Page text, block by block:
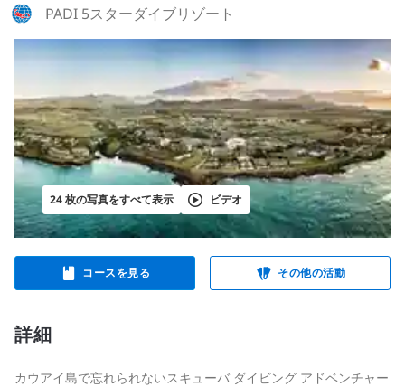
PADI 5スターダイブリゾート
24 枚の写真をすべて表示 ビデオ
コースを見る その他の活動
詳細
カウアイ島で忘れられないスキューバ ダイビング アドベンチャー